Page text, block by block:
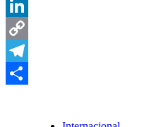
X
LinkedIn
Copy
Link
Telegram